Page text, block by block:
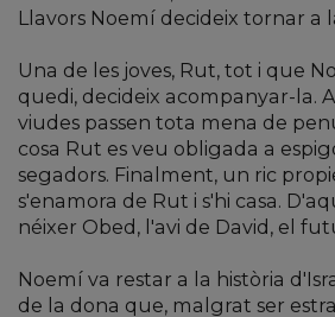
Llavors Noemí decideix tornar a
Una de les joves, Rut, tot i que
quedi, decideix acompanyar-la.
viudes passen tota mena de
cosa Rut es veu obligada a
segadors. Finalment, un ric
s'enamora de Rut i s'hi casa.
néixer Obed, l'avi de David, el
Noemí va restar a la història
de la dona que, malgrat ser